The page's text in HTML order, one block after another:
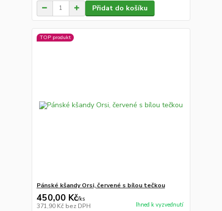
Přidat do košíku
TOP produkt
Pánské kšandy Orsi, červené s bílou tečkou
450,00 Kč/ks
371,90 Kč bez DPH Ihned k vyzvednutí